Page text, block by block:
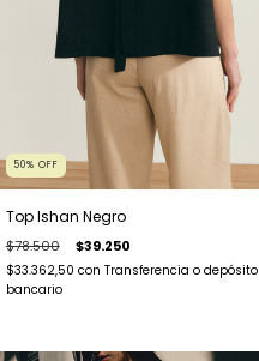
50% OFF
Top Ishan Negro
$78.500 $39.250
$33.362,50 con Transferencia o depósito
bancario